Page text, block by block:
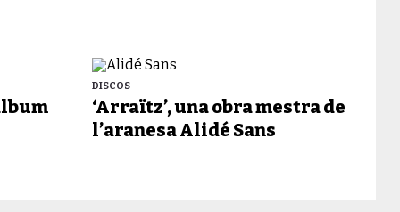
DISCOS
‘Arraïtz’, una obra mestra de
l’aranesa Alidé Sans